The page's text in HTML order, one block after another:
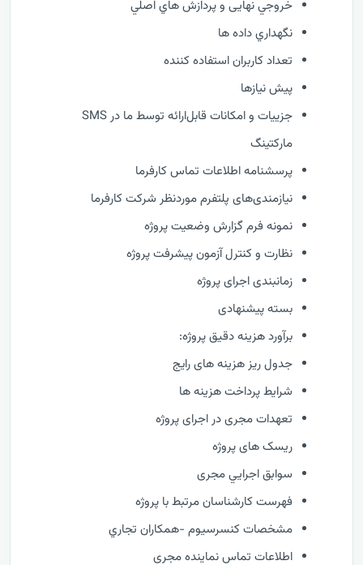
خروجي نهایی و پردازش هاي اصلي
نگهداري داده ها
تعداد کاربران استفاده کننده
پیش نیازها
جزییات و امکانات قابل‌ارائه توسط ما در SMS
مارکتینگ
پرسشنامه اطلاعات تماس کارفرما
نیازمندی‌های پلتفرم موردنظر شرکت کارفرما
نمونه فرم گزارش وضعيت پروژه
نظارت و كنترل آزمون پیشرفت پروژه
زمانبندی اجرای پروژه
بسته پیشنهادی
برآورد هزینه دقیق پروژه:
جدول ریز هزینه های رایج
شرایط پرداخت هزینه ها
تعهدات مجری در اجرای پروژه
ریسک های پروژه
سوابق اجرايي مجری
فهرست كارشناسان مرتبط با پروژه
مشخصات كنسرسيوم -همكاران تجاري
اطلاعات تماس نماینده مجری